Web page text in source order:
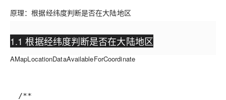
原理：根据经纬度判断是否在大陆地区
1.1 根据经纬度判断是否在大陆地区
AMapLocationDataAvailableForCoordinate